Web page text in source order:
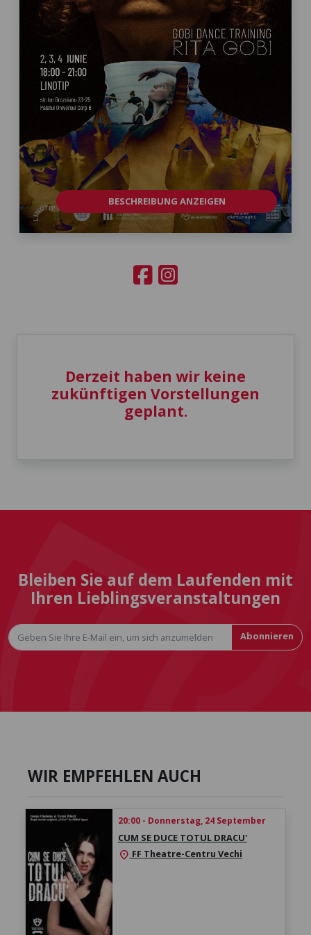
BESCHREIBUNG ANZEIGEN
Derzeit haben wir keine
zukünftigen Vorstellungen
geplant.
Bleiben Sie auf dem Laufenden mit
Ihren Lieblingsveranstaltungen
Abonnieren
WIR EMPFEHLEN AUCH
20:00 - Donnerstag, 24 September
CUM SE DUCE TOTUL DRACU'
location_on FF Theatre-Centru Vechi